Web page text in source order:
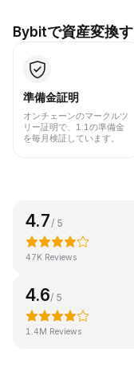
Bybitで資産変換
準備金証明
オンチェーンのマークルツ
リー証明で、1:1の準備金
を毎月検証しています。
4.7/ 5
47K Reviews
4.6/ 5
1.4M Reviews